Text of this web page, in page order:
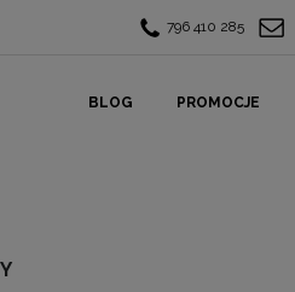
796 410 285
BLOG PROMOCJE